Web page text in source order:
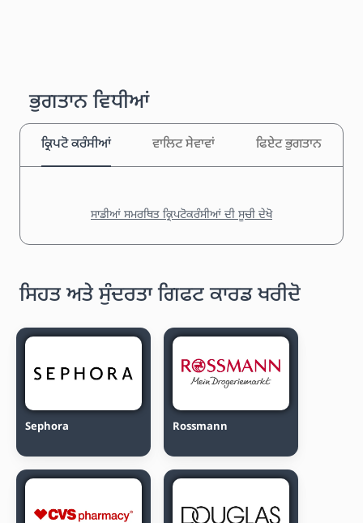
ਭੁਗਤਾਨ ਵਿਧੀਆਂ
ਕ੍ਰਿਪਟੋ ਕਰੰਸੀਆਂ ਵਾਲਿਟ ਸੇਵਾਵਾਂ ਫਿਏਟ ਭੁਗਤਾਨ
ਸਾਡੀਆਂ ਸਮਰਥਿਤ ਕ੍ਰਿਪਟੋਕਰੰਸੀਆਂ ਦੀ ਸੂਚੀ ਦੇਖੋ
ਸਿਹਤ ਅਤੇ ਸੁੰਦਰਤਾ ਗਿਫਟ ਕਾਰਡ ਖਰੀਦੋ
Sephora Rossmann